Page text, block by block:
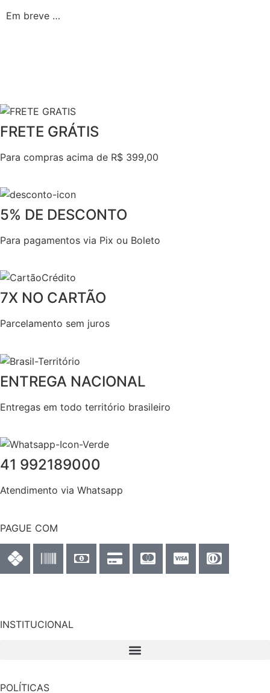
Em breve …
FRETE GRÁTIS
Para compras acima de R$ 399,00
5% DE DESCONTO
Para pagamentos via Pix ou Boleto
7X NO CARTÃO
Parcelamento sem juros
ENTREGA NACIONAL
Entregas em todo território brasileiro
41 992189000
Atendimento via Whatsapp
PAGUE COM
INSTITUCIONAL
POLÍTICAS